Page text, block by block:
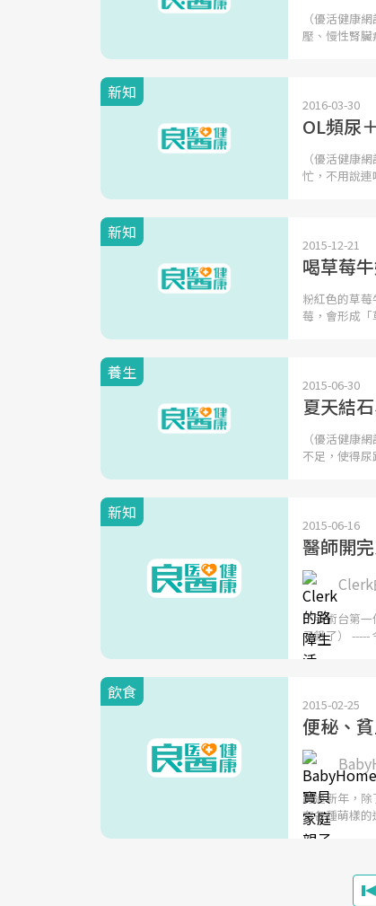
（優活健康
壓、慢性腎
新知
2016-03-30
OL頻尿
（優活健康
忙，不用說
新知
2015-12-21
喝草莓
粉紅色的草
莓，會形成
養生
2015-06-30
夏天結
（優活健康
不足，使得
新知
2015-06-16
醫師開
下手術台第
子餓了） -----
飲食
2015-02-25
便秘、
跨過新年，除
有各種萌樣